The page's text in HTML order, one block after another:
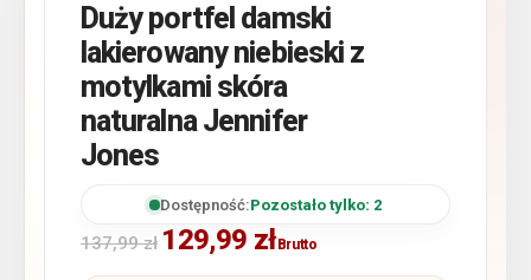
Duży portfel damski
lakierowany niebieski z
motylkami skóra
naturalna Jennifer
Jones
Dostępność:Pozostało tylko: 2
137,99zł 129,99 złBrutto